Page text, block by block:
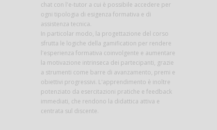
chat con l'e-tutor a cui è possibile accedere per
ogni tipologia di esigenza formativa e di
assistenza tecnica.
In particolar modo, la progettazione del corso
sfrutta le logiche della gamification per rendere
l'esperienza formativa coinvolgente e aumentare
la motivazione intrinseca dei partecipanti, grazie
a strumenti come barre di avanzamento, premi e
obiettivi progressivi. L'apprendimento è inoltre
potenziato da esercitazioni pratiche e feedback
immediati, che rendono la didattica attiva e
centrata sul discente.